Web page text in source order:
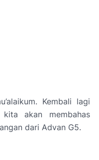
Kembali lagi
akan membahas
dari Advan G5.